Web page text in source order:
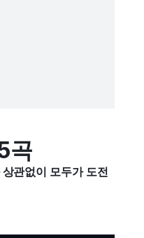
곡
관없이 모두가 도전